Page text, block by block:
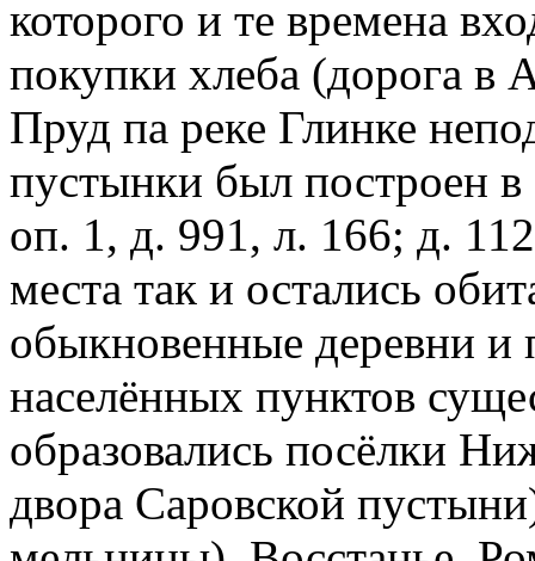
которого и те времена
покупки хлеба (дорога в
Пруд па реке Глинке
пустынки был построен
оп. 1, д. 991, л. 166; д.
места так и остались
обыкновенные деревни и
населённых пунктов
образовались посёлки
двора Саровской